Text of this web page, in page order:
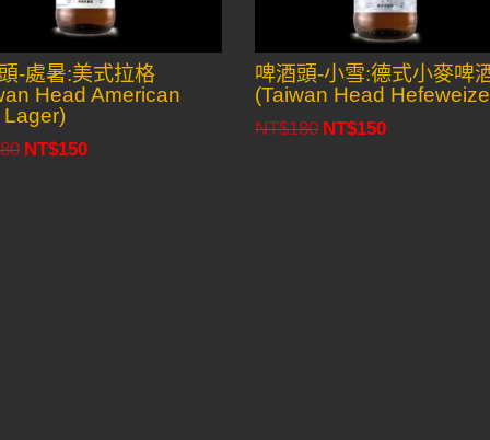
-處暑:美式拉格
Head American
Original
NT$150Current
啤酒頭-小雪:德式小麥啤
(Taiwan Head
NT$180 Original
NT$150Current